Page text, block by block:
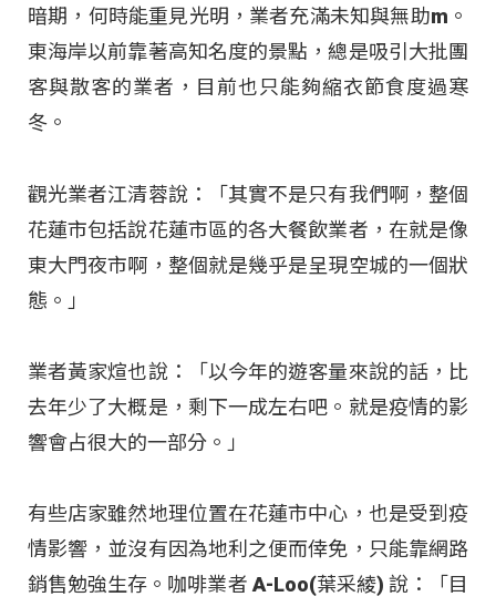
暗期，何時能重見光明，業者充滿未知與無助m。
東海岸以前靠著高知名度的景點，總是吸引大批團
客與散客的業者，目前也只能夠縮衣節食度過寒
冬。
觀光業者江清蓉說：「其實不是只有我們啊，整個
花蓮市包括說花蓮市區的各大餐飲業者，在就是像
東大門夜市啊，整個就是幾乎是呈現空城的一個狀
態。」
業者黃家煊也說：「以今年的遊客量來說的話，比
去年少了大概是，剩下一成左右吧。就是疫情的影
響會占很大的一部分。」
有些店家雖然地理位置在花蓮市中心，也是受到疫
情影響，並沒有因為地利之便而倖免，只能靠網路
銷售勉強生存。咖啡業者 A-Loo(葉采綾) 說：「目